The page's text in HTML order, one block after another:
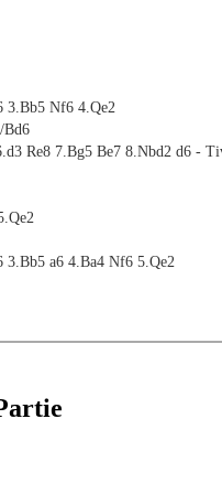
3.Bb5 Nf6 4.Qe2
Bd6
Re8 7.Bg5 Be7 8.Nbd2 d6 -
3.Bb5 a6 4.Ba4 Nf6 5.Qe2